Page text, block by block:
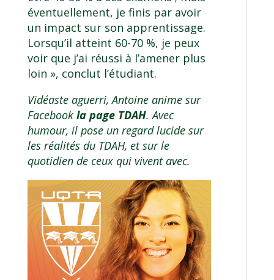
éventuellement, je finis par avoir
un impact sur son apprentissage.
Lorsqu’il atteint 60-70 %, je peux
voir que j’ai réussi à l’amener plus
loin », conclut l’étudiant.
Vidéaste aguerri, Antoine anime sur
Facebook la page TDAH. Avec
humour, il pose un regard lucide sur
les réalités du TDAH, et sur le
quotidien de ceux qui vivent avec.